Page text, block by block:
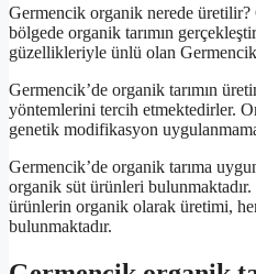
Germencik organik nerede üretilir?
bölgede organik tarımın
güzellikleriyle ünlü olan
Germencik’de organik tarımın
yöntemlerini tercih etmektedirler.
genetik modifikasyon
Germencik’de organik tarıma
organik süt ürünleri
ürünlerin organik olarak üretimi,
bulunmaktadır.